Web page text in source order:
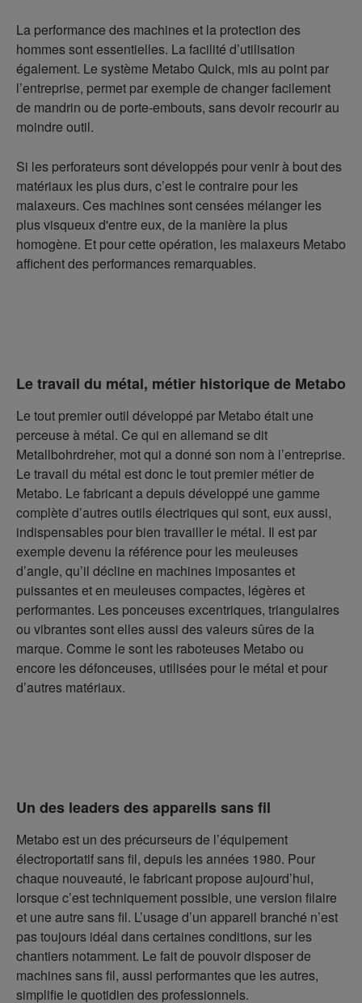
La performance des machines et la protection des
hommes sont essentielles. La facilité d’utilisation
également. Le système Metabo Quick, mis au point par
l’entreprise, permet par exemple de changer facilement
de mandrin ou de porte-embouts, sans devoir recourir au
moindre outil.
Si les perforateurs sont développés pour venir à bout des
matériaux les plus durs, c’est le contraire pour les
malaxeurs. Ces machines sont censées mélanger les
plus visqueux d'entre eux, de la manière la plus
homogène. Et pour cette opération, les malaxeurs Metabo
affichent des performances remarquables.
Le travail du métal, métier historique de Metabo
Le tout premier outil développé par Metabo était une
perceuse à métal. Ce qui en allemand se dit
Metallbohrdreher, mot qui a donné son nom à l’entreprise.
Le travail du métal est donc le tout premier métier de
Metabo. Le fabricant a depuis développé une gamme
complète d’autres outils électriques qui sont, eux aussi,
indispensables pour bien travailler le métal. Il est par
exemple devenu la référence pour les meuleuses
d’angle, qu’il décline en machines imposantes et
puissantes et en meuleuses compactes, légères et
performantes. Les ponceuses excentriques, triangulaires
ou vibrantes sont elles aussi des valeurs sûres de la
marque. Comme le sont les raboteuses Metabo ou
encore les défonceuses, utilisées pour le métal et pour
d’autres matériaux.
Un des leaders des appareils sans fil
Metabo est un des précurseurs de l’équipement
électroportatif sans fil, depuis les années 1980. Pour
chaque nouveauté, le fabricant propose aujourd’hui,
lorsque c’est techniquement possible, une version filaire
et une autre sans fil. L’usage d’un appareil branché n’est
pas toujours idéal dans certaines conditions, sur les
chantiers notamment. Le fait de pouvoir disposer de
machines sans fil, aussi performantes que les autres,
simplifie le quotidien des professionnels.